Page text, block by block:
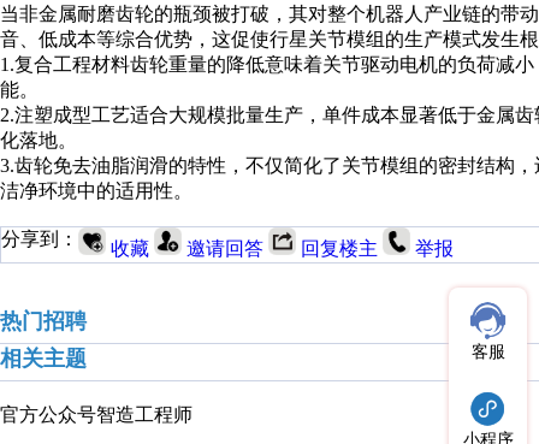
当非金属耐磨齿轮的瓶颈被打破，其对整个机器人产业链的带
音、低成本等综合优势， 这促使行星关节模组的生产模式发生
1.复合工程材料齿轮重量的降低意味着关节驱动电机的负荷减小
能。
2.注塑成型工艺适合大规模批量生产，单件成本显著低于金属
化落地。
3.齿轮免去油脂润滑的特性，不仅简化了关节模组的密封结构
洁净环境中的适用性。
分享到： 收藏 邀请回答 回复楼主 举报
热门招聘
相关主题
官方公众号智造工程师
客服
小程序